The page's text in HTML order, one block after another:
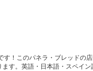
！このパネラ・ブレッドの
す。英語・日本語・スペイ